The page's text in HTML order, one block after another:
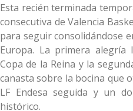
Esta recién terminada
consecutiva de Valencia
para seguir consolidándose
Europa. La primera
Copa de la Reina y la
canasta sobre la bocina que
LF Endesa seguida y un
histórico.